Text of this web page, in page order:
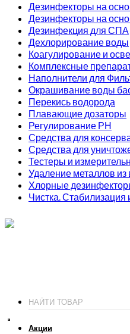
Дезинфекторы на
Дезинфекторы на
Дезинфекция для СПА
Дехлорирование воды
Коагулирование и
Комплексные
Наполнители для
Окрашивание воды
Перекись водорода
Плавающие дозаторы
Регулирование РН
Средства для
Средства для
Тестеры и
Удаление металлов из
Хлорные
Чистка. Стабилизация
Акции